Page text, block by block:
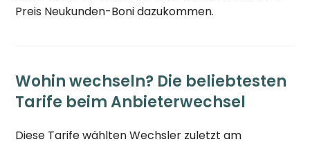
Preis Neukunden-Boni dazukommen.
Wohin wechseln? Die beliebtesten
Tarife beim Anbieterwechsel
Diese Tarife wählten Wechsler zuletzt am